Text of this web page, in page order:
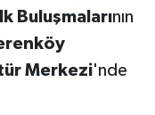
Buluşmalarının
Merkezi'nde